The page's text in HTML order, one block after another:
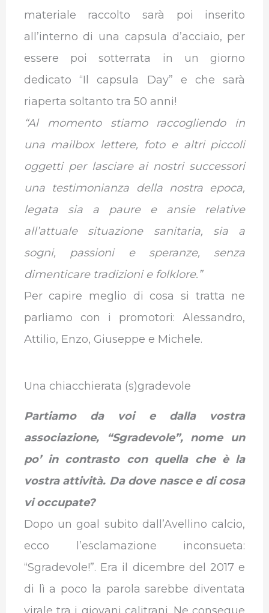
materiale raccolto sarà poi inserito
all’interno di una capsula d’acciaio, per
essere poi sotterrata in un giorno
dedicato “Il capsula Day” e che sarà
riaperta soltanto tra 50 anni!
“Al momento stiamo raccogliendo in
una mailbox lettere, foto e altri piccoli
oggetti per lasciare ai nostri successori
una testimonianza della nostra epoca,
legata sia a paure e ansie relative
all’attuale situazione sanitaria, sia a
sogni, passioni e speranze, senza
dimenticare tradizioni e folklore.”
Per capire meglio di cosa si tratta ne
parliamo con i promotori: Alessandro,
Attilio, Enzo, Giuseppe e Michele.
Una chiacchierata (s)gradevole
Partiamoda voi e dalla vostra
associazione, “Sgradevole”, nome un
po’ in contrasto con quella che è la
vostra attività. Da dove nasce e di cosa
vi occupate?
Dopo un goal subito dall’Avellino calcio,
ecco l’esclamazione inconsueta:
“Sgradevole!”. Era il dicembre del 2017 e
di lì a poco la parola sarebbe diventata